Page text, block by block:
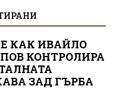
КАК ИВАЙЛО
КОНТРОЛИРА
ЗАД ГЪРБА